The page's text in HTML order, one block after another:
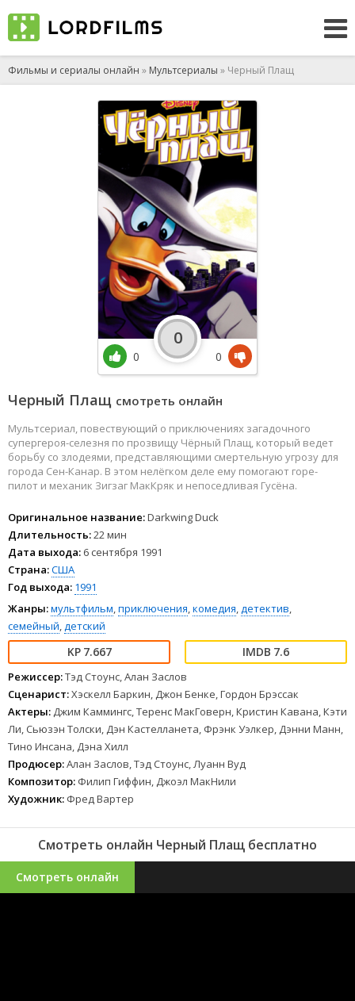
Фильмы и сериалы онлайн » Мультсериалы » Черный Плащ
Черный Плащ смотреть онлайн
Мультсериал, повествующий о приключениях загадочного
супергероя-селезня по прозвищу Чёрный Плащ, который ведет
борьбу со злодеями, представляющими смертельную угрозу для
города Сен-Канар. В этом нелёгком деле ему помогают горе-
пилот и механик Зигзаг МакКряк и непоседливая Гусёна.
Оригинальное название:Darkwing Duck
Длительность:22 мин
Дата выхода: 6 сентября 1991
Страна:США
Год выхода: 1991
Жанры:мультфильм,приключения,комедия,детектив,
семейный,детский
7.667 7.6
Режиссер:Тэд Стоунс, Алан Заслов
Сценарист:Хэскелл Баркин, Джон Бенке, Гордон Брэссак
Актеры: Джим Каммингс, Теренс МакГоверн, Кристин Кавана, Кэти
Ли, Сьюзэн Толски, Дэн Кастелланета, Фрэнк Уэлкер, Дэнни Манн,
Тино Инсана, Дэна Хилл
Продюсер:Алан Заслов, Тэд Стоунс, Луанн Вуд
Композитор: Филип Гиффин, Джоэл МакНили
Художник: Фред Вартер
0
0
0
Смотреть онлайн Черный Плащ бесплатно
Смотреть онлайн